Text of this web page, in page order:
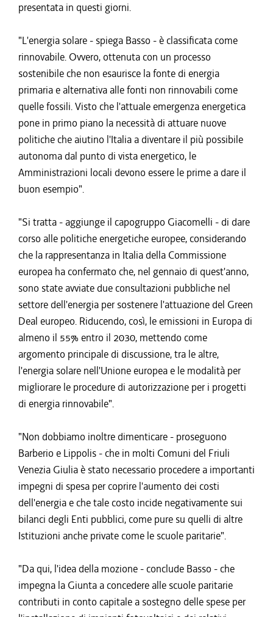
presentata in questi giorni.
"L'energia solare - spiega Basso - è classificata come
rinnovabile. Ovvero, ottenuta con un processo
sostenibile che non esaurisce la fonte di energia
primaria e alternativa alle fonti non rinnovabili come
quelle fossili. Visto che l'attuale emergenza energetica
pone in primo piano la necessità di attuare nuove
politiche che aiutino l'Italia a diventare il più possibile
autonoma dal punto di vista energetico, le
Amministrazioni locali devono essere le prime a dare il
buon esempio".
"Si tratta - aggiunge il capogruppo Giacomelli - di dare
corso alle politiche energetiche europee, considerando
che la rappresentanza in Italia della Commissione
europea ha confermato che, nel gennaio di quest'anno,
sono state avviate due consultazioni pubbliche nel
settore dell'energia per sostenere l'attuazione del Green
Deal europeo. Riducendo, così, le emissioni in Europa di
almeno il 55% entro il 2030, mettendo come
argomento principale di discussione, tra le altre,
l'energia solare nell'Unione europea e le modalità per
migliorare le procedure di autorizzazione per i progetti
di energia rinnovabile".
"Non dobbiamo inoltre dimenticare - proseguono
Barberio e Lippolis - che in molti Comuni del Friuli
Venezia Giulia è stato necessario procedere a importanti
impegni di spesa per coprire l'aumento dei costi
dell'energia e che tale costo incide negativamente sui
bilanci degli Enti pubblici, come pure su quelli di altre
Istituzioni anche private come le scuole paritarie".
"Da qui, l'idea della mozione - conclude Basso - che
impegna la Giunta a concedere alle scuole paritarie
contributi in conto capitale a sostegno delle spese per